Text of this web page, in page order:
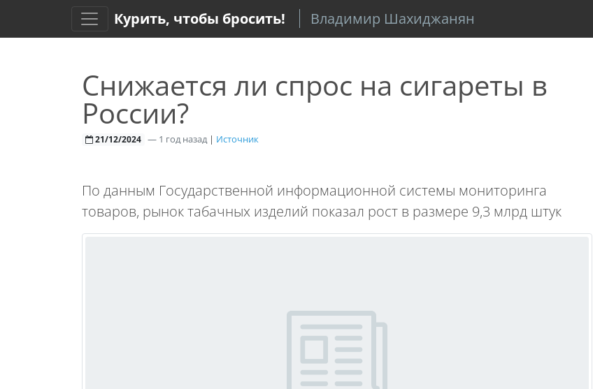
Курить, чтобы бросить! Владимир Шахиджанян
Снижается ли спрос на сигареты в
России?
21/12/2024 —1 год назад | Источник
По данным Государственной информационной системы мониторинга
товаров, рынок табачных изделий показал рост в размере 9,3 млрд штук